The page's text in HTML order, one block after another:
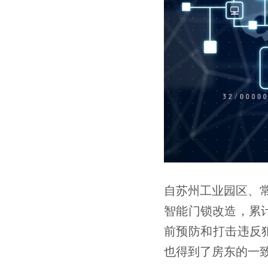
自苏州工业园区、
智能门锁改造，累
前预防和打击违反
也得到了房东的一